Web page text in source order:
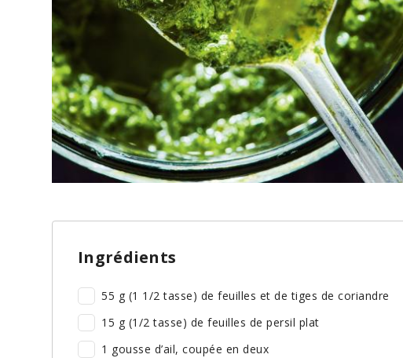
Ingrédients
55 g (1 1/2 tasse) de feuilles et de tiges de coriandre
15 g (1/2 tasse) de feuilles de persil plat
1 gousse d’ail, coupée en deux